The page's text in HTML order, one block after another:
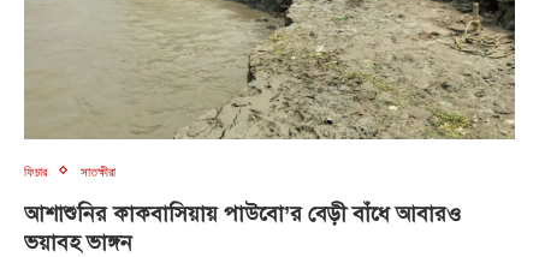
ফিচার সাতক্ষীরা
আশাশুনির কাকবাসিয়ায় পাউবো’র বেড়ী বাঁধে আবারও
ভয়াবহ ভাঙ্গন